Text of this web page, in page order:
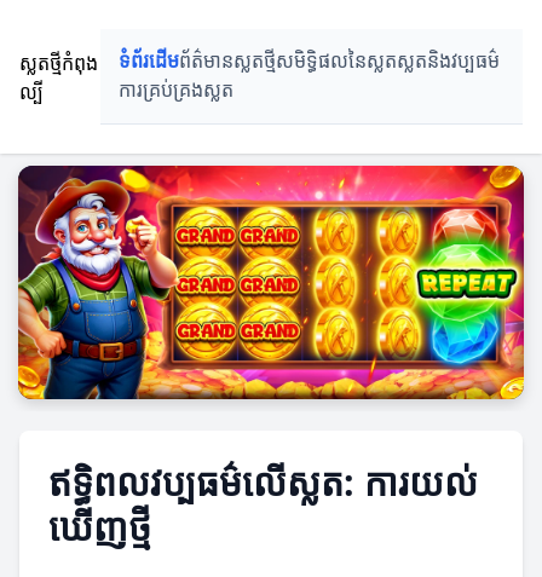
ស្លតថ្មីកំពុង
ល្បី
ទំព័រដើមព័ត៌មានស្លតថ្មីសមិទ្ធិផលនៃស្លតស្លតនិងវប្បធម៌
ការ​គ្រប់គ្រង​ស្លត
ឥទ្ធិពលវប្បធម៌លើស្លត: ការយល់
ឃើញថ្មី